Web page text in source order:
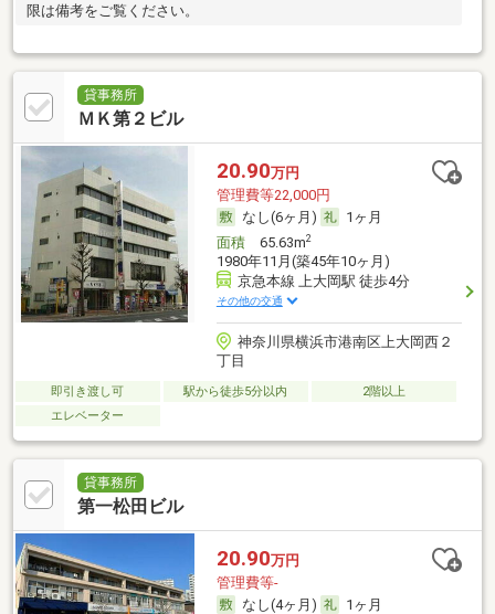
限は備考をご覧ください。
貸事務所
ＭＫ第２ビル
20.90万円
管理費等22,000円
なし(6ヶ月)
1ヶ月
面積65.63m2
1980年11月(築45年10ヶ月)
京急本線 上大岡駅 徒歩4分
その他の交通
神奈川県横浜市港南区上大岡西２
丁目
即引き渡し可 駅から徒歩5分以内
2階以上
エレベーター
貸事務所
第一松田ビル
20.90万円
管理費等-
なし(4ヶ月)
1ヶ月